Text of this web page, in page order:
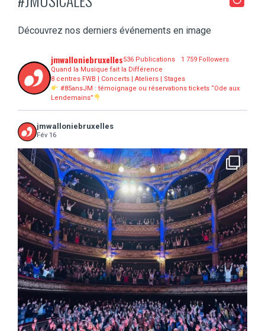
Découvrez nos derniers événements en image
jmwalloniebruxelles536 Publications
1 759 Followers
Quand la Musique fait la Différence
8 centres FWB | Concerts | Ateliers | Stages
#85ansJM : témoignage ou réservations tickets “Ode aux
Lendemains”
jmwalloniebruxelles
Fév 16
16 concerts scolaires, 3 tout public, 3620 ...
10 0